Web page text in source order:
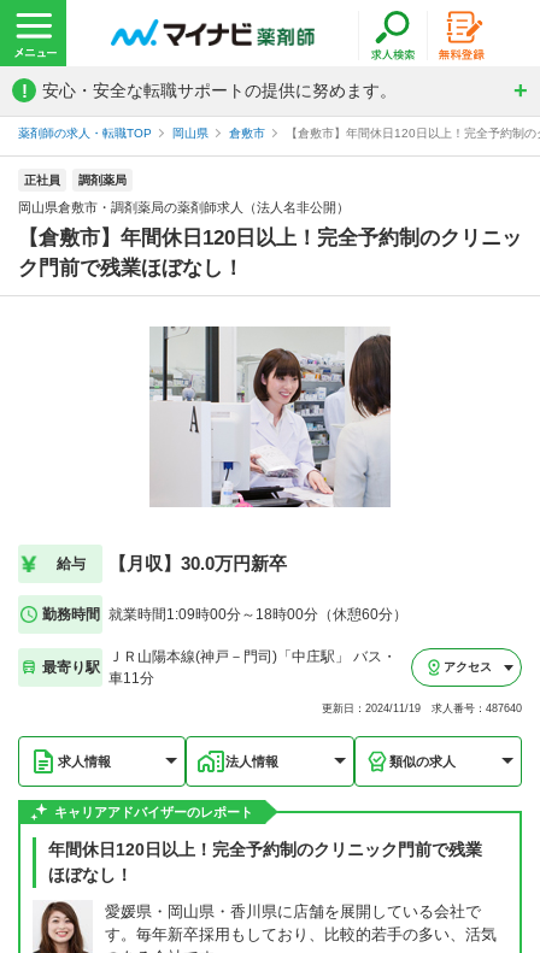
! 安心・安全な転職サポートの提供に努めます。
薬剤師の求人・転職TOP 岡山県 倉敷市 【倉敷市】年間休日120日以上！完全予約制
正社員 調剤薬局
岡山県倉敷市・調剤薬局の薬剤師求人（法人名非公開）
【倉敷市】年間休日120日以上！完全予約制のクリニッ
ク門前で残業ほぼなし！
給与 【月収】30.0万円新卒
勤務時間 就業時間1:09時00分～18時00分（休憩60分）
最寄り駅
ＪＲ山陽本線(神戸－門司)「中庄駅」 バス・
車11分
アクセス
更新日：2024/11/19 求人番号：487640
求人情報 法人情報 類似の求人
キャリアアドバイザーのレポート
年間休日120日以上！完全予約制のクリニック門前で残業
ほぼなし！
愛媛県・岡山県・香川県に店舗を展開している会社で
す。毎年新卒採用もしており、比較的若手の多い、活気